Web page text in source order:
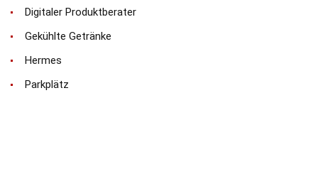
Digitaler Produktberater
Gekühlte Getränke
Hermes
Parkplätz